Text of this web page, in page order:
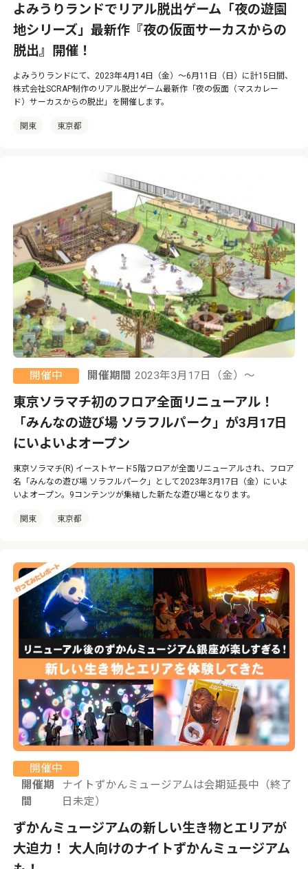
よみうりランドでリアル脱出ゲーム「夜の遊園
地シリーズ」最新作『夜の仮面サーカスからの
脱出』開催！
よみうりランドにて、2023年4月14日（金）～6月11日（日）に計15日間、
株式会社SCRAP制作のリアル脱出ゲーム最新作「夜の仮面（マスカレー
ド）サーカスからの脱出」を開催します。
関東 東京都
開催中 開催期間 2023年3月17日（金）〜
東京ソラマチ初のフロア全面リニューアル！
「みんなの遊び場 ソラフルパーク」が3月17日
にいよいよオープン
東京ソラマチ(R) イーストヤード5階フロアが全面リニューアルされ、フロア
名「みんなの遊び場 ソラフルパーク」として2023年3月17日（金）にいよ
いよオープン。9コンテンツが集結した新たな遊び場となります。
関東 東京都
開催中
開催期
間
ナイトずかんミュージアムは会期延長中（終了
日未定）
ずかんミュージアムの新しい生き物とエリアが
大迫力！ 大人向けのナイトずかんミュージアム